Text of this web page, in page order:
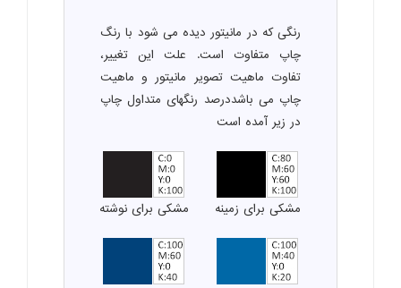
رنگی که در مانیتور دیده می شود با رنگ
چاپ متفاوت است. علت این تغییر،
تفاوت ماهیت تصویر مانیتور و ماهیت
چاپ می باشددرصد رنگهای متداول چاپ
در زیر آمده است
مشکی برای زمینه مشکی برای نوشته